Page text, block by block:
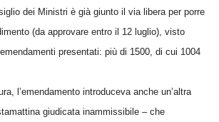
dei Ministri è già giunto il via libera per porre
(da approvare entro il 12 luglio), visto
presentati: più di 1500, di cui 1004
l’emendamento introduceva anche un’altra
giudicata inammissibile – che